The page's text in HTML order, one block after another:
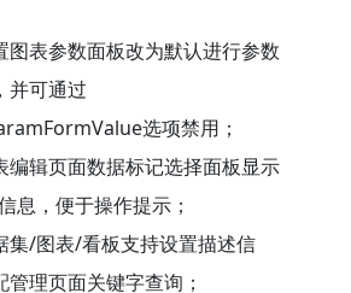
图表参数面板改为默认进行参数
并可通过
选项禁用；
编辑页面数据标记选择面板显示
息，便于操作提示；
集/图表/看板支持设置描述信
管理页面关键字查询；